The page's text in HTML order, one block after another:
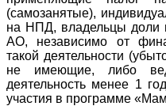
(самозанятые),
на НПД, владельцы доли
АО, независимо от
такой деятельности
не имеющие, либо
деятельность менее 1
участия в программе